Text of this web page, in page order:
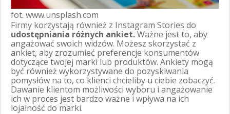
fot. www.unsplash.com
Firmy korzystają również z Instagram Stories do
udostępniania różnych ankiet.Ważne jest to, aby
angażować swoich widzów. Możesz skorzystać z
ankiet, aby zrozumieć preferencje konsumentów
dotyczące twojej marki lub produktów. Ankiety mogą
być również wykorzystywane do pozyskiwania
pomysłów na to, co klienci chcieliby u ciebie zobaczyć.
Dawanie klientom możliwości wyboru i angażowanie
ich w proces jest bardzo ważne i wpływa na ich
lojalność do marki.